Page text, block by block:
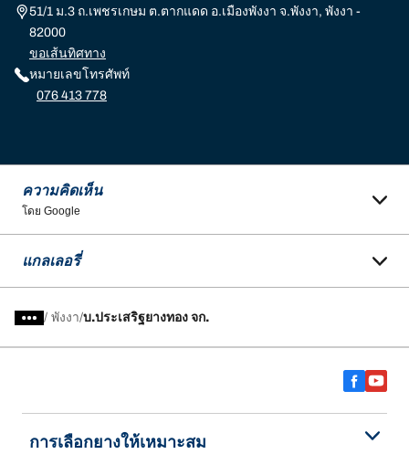
51/1 ม.3 ถ.เพชรเกษม ต.ตากแดด อ.เมืองพังงา จ.พังงา, พังงา -
82000
ขอเส้นทิศทาง
หมายเลขโทรศัพท์
076 413 778
ความคิดเห็น
โดย Google
แกลเลอรี่
/ พังงา บ.ประเสริฐยางทอง จก.
การเลือกยางให้เหมาะสม